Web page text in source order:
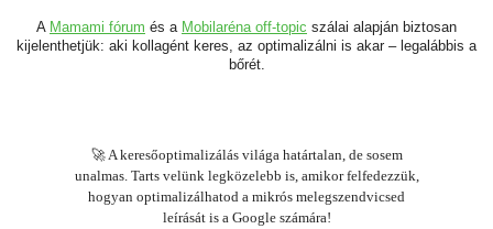
A Mamami fórum és a Mobilaréna off-topic szálai alapján biztosan
kijelenthetjük: aki kollagént keres, az optimalizálni is akar – legalábbis a
bőrét.
🚀 A keresőoptimalizálás világa határtalan, de sosem
unalmas. Tarts velünk legközelebb is, amikor felfedezzük,
hogyan optimalizálhatod a mikrós melegszendvicsed
leírását is a Google számára!